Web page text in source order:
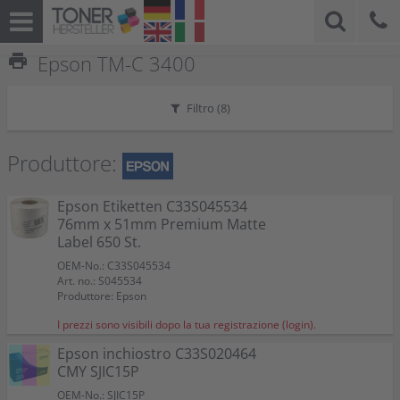
print Epson TM-C 3400
Filtro (8)
Produttore:
Epson Etiketten C33S045534
76mm x 51mm Premium Matte
Label 650 St.
OEM-No.: C33S045534
Art. no.: S045534
Produttore: Epson
I prezzi sono visibili dopo la tua registrazione (login).
Epson inchiostro C33S020464
CMY SJIC15P
OEM-No.: SJIC15P